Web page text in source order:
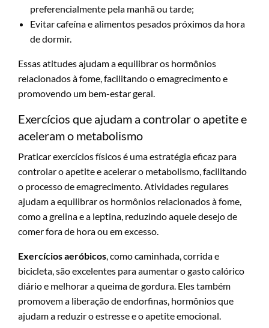
preferencialmente pela manhã ou tarde;
Evitar cafeína e alimentos pesados próximos da hora
de dormir.
Essas atitudes ajudam a equilibrar os hormônios
relacionados à fome, facilitando o emagrecimento e
promovendo um bem-estar geral.
Exercícios que ajudam a controlar o apetite e
aceleram o metabolismo
Praticar exercícios físicos é uma estratégia eficaz para
controlar o apetite e acelerar o metabolismo, facilitando
o processo de emagrecimento. Atividades regulares
ajudam a equilibrar os hormônios relacionados à fome,
como a grelina e a leptina, reduzindo aquele desejo de
comer fora de hora ou em excesso.
Exercícios aeróbicos , como caminhada, corrida e
bicicleta, são excelentes para aumentar o gasto calórico
diário e melhorar a queima de gordura. Eles também
promovem a liberação de endorfinas, hormônios que
ajudam a reduzir o estresse e o apetite emocional.